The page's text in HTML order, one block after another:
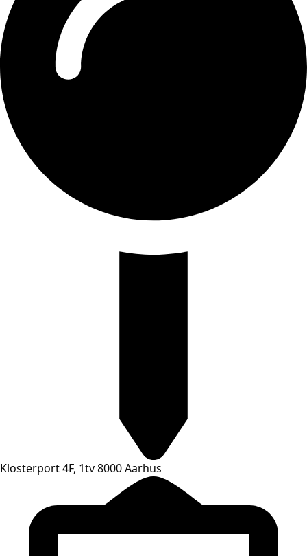
Klosterport 4F, 1tv 8000 Aarhus